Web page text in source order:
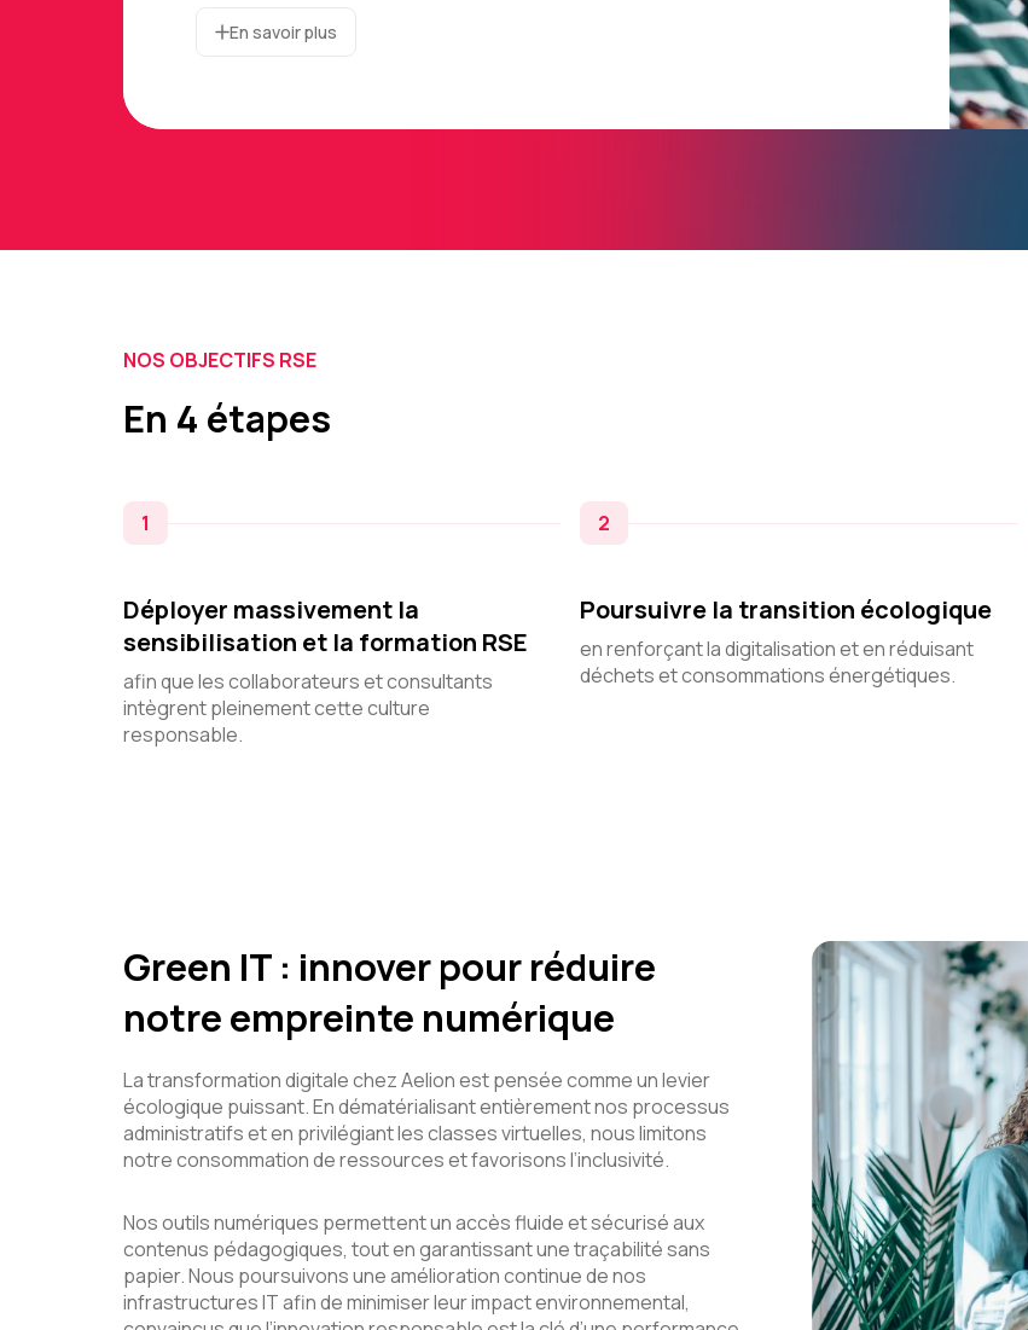
En savoir plus
NOS OBJECTIFS RSE
En 4 étapes
1
Déployer massivement la
sensibilisation et la formation RSE
afin que les collaborateurs et consultants
intègrent pleinement cette culture
responsable.
2
Poursuivre la transition écologique
en renforçant la digitalisation et en réduisant
déchets et consommations énergétiques.
Green IT : innover pour réduire
notre empreinte numérique
La transformation digitale chez Aelion est pensée comme un levier
écologique puissant. En dématérialisant entièrement nos processus
administratifs et en privilégiant les classes virtuelles, nous limitons
notre consommation de ressources et favorisons l’inclusivité.
Nos outils numériques permettent un accès fluide et sécurisé aux
contenus pédagogiques, tout en garantissant une traçabilité sans
papier. Nous poursuivons une amélioration continue de nos
infrastructures IT afin de minimiser leur impact environnemental,